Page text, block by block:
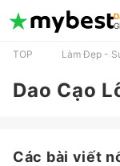
TOP Làm Đẹp -
Dao Cạo
Các bài viết